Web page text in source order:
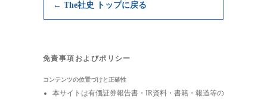
← The社史 トップに戻る
免責事項およびポリシー
コンテンツの位置づけと正確性
本サイトは有価証券報告書・IR資料・書籍・報道等の